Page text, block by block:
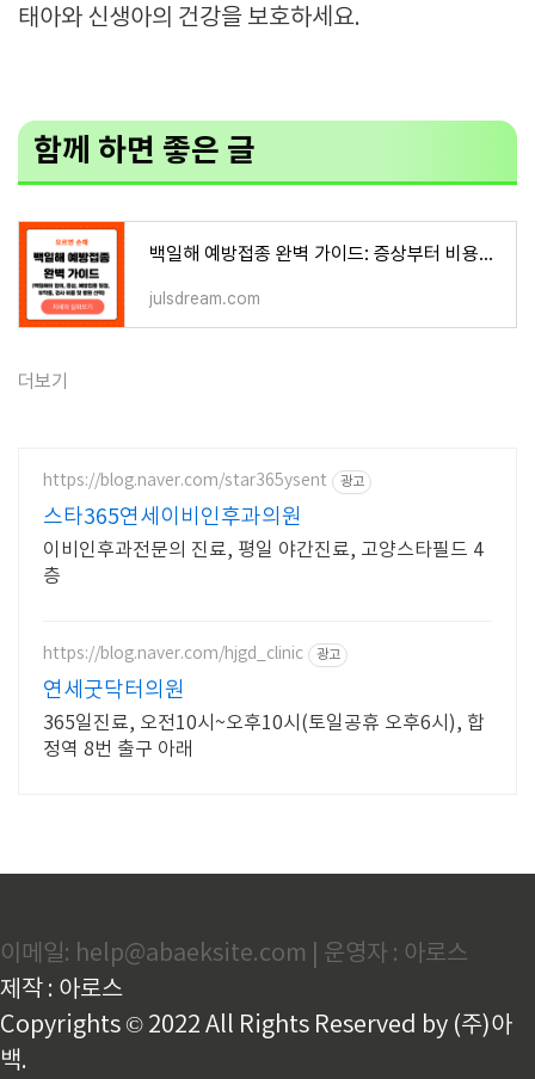
태아와 신생아의 건강을 보호하세요.
함께 하면 좋은 글
백일해 예방접종 완벽 가이드: 증상부터 비용까지 총정리
julsdream.com
더보기
https://blog.naver.com/star365ysent 광고
스타365연세이비인후과의원
이비인후과전문의 진료, 평일 야간진료, 고양스타필드 4
층
https://blog.naver.com/hjgd_clinic 광고
연세굿닥터의원
365일진료, 오전10시~오후10시(토일공휴 오후6시), 합
정역 8번 출구 아래
이메일: help@abaeksite.com | 운영자 : 아로스
제작 : 아로스
Copyrights © 2022 All Rights Reserved by (주)아
백.